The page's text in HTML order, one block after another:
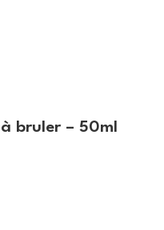
bruler – 50ml